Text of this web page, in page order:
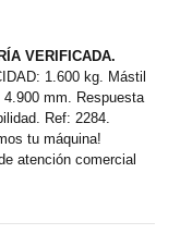
VERIFICADA.
1.600 kg. Mástil
mm. Respuesta
Ref: 2284.
tu máquina!
atención comercial